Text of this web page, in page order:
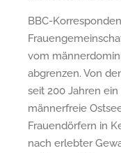
BBC-
vom
abgrenzen. Von
seit 200 Jahren
männerfreie
Frauendörfern in
nach erlebter